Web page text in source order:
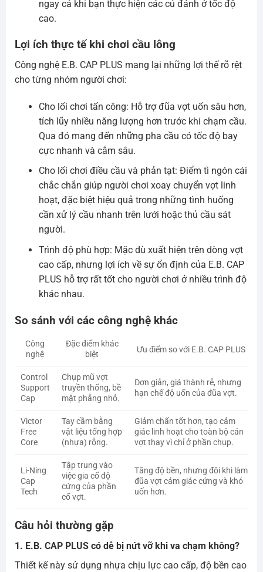
ngay cả khi bạn thực hiện các cú đánh ở tốc độ
cao.
Lợi ích thực tế khi chơi cầu lông
Công nghệ E.B. CAP PLUS mang lại những lợi thế rõ rệt
cho từng nhóm người chơi:
Cho lối chơi tấn công: Hỗ trợ đũa vợt uốn sâu hơn,
tích lũy nhiều năng lượng hơn trước khi chạm cầu.
Qua đó mang đến những pha cầu có tốc độ bay
cực nhanh và cắm sâu.
Cho lối chơi điều cầu và phản tạt: Điểm tì ngón cái
chắc chắn giúp người chơi xoay chuyển vợt linh
hoạt, đặc biệt hiệu quả trong những tình huống
cần xử lý cầu nhanh trên lưới hoặc thủ cầu sát
người.
Trình độ phù hợp: Mặc dù xuất hiện trên dòng vợt
cao cấp, nhưng lợi ích về sự ổn định của E.B. CAP
PLUS hỗ trợ rất tốt cho người chơi ở nhiều trình độ
khác nhau.
So sánh với các công nghệ khác
Công
nghệ
Đặc điểm khác
biệt
Ưu điểm so với E.B. CAP PLUS
Control
Support
Cap
Chụp mũ vợt
truyền thống, bề
mặt phẳng nhỏ.
Đơn giản, giá thành rẻ, nhưng
hạn chế độ uốn của đũa vợt.
Victor
Free
Core
Tay cầm bằng
vật liệu tổng hợp
(nhựa) rỗng.
Giảm chấn tốt hơn, tạo cảm
giác linh hoạt cho toàn bộ cán
vợt thay vì chỉ ở phần chụp.
Li-Ning
Cap
Tech
Tập trung vào
việc gia cố độ
cứng của phần
cổ vợt.
Tăng độ bền, nhưng đôi khi làm
đũa vợt cảm giác cứng và khó
uốn hơn.
Câu hỏi thường gặp
1. E.B. CAP PLUS có dễ bị nứt vỡ khi va chạm không?
Thiết kế này sử dụng nhựa chịu lực cao cấp, độ bền cao